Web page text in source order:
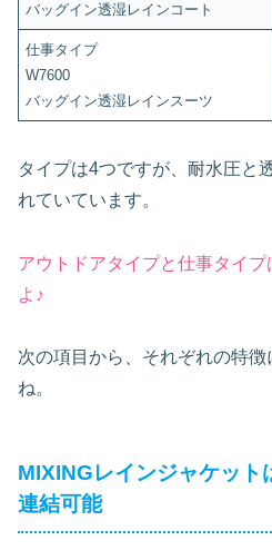
バッグイン透湿レインコート
仕事タイプ
W7600
バッグイン透湿レインスーツ
タイプは4つですが、耐水圧と
れていています。
アウトドアタイプと仕事タイ
よ♪
次の項目から、それぞれの特
ね。
MIXINGレインジャケット
連結可能